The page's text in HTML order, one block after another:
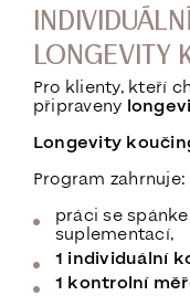
LONGEVITY
Pro klienty, kteří
připraveny
Longevity
Program zahrnuje:
práci se
suplementací,
1 individuální
1 kontrolní